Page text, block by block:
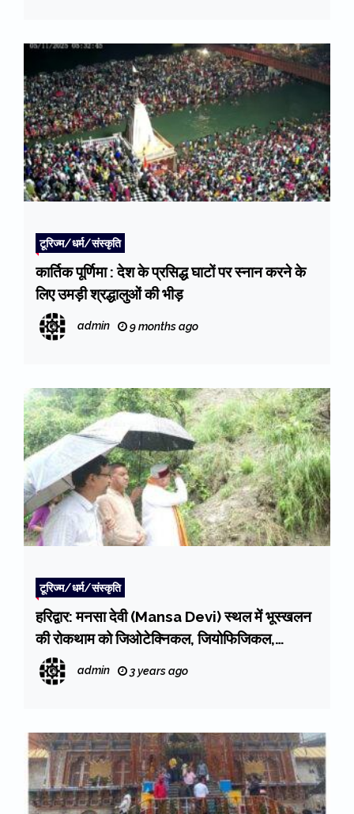
टूरिज्म/धर्म/संस्कृति
कार्तिक पूर्णिमा : देश के प्रसिद्ध घाटों पर स्नान करने के
लिए उमड़ी श्रद्धालुओं की भीड़
admin 9 months ago
टूरिज्म/धर्म/संस्कृति
हरिद्वार: मनसा देवी (Mansa Devi) स्थल में भूस्खलन
की रोकथाम को जिओटेक्निकल, जियोफिजिकल,
टोपोग्राफिकल जांच करांएंगे : महाराज
admin 3 years ago